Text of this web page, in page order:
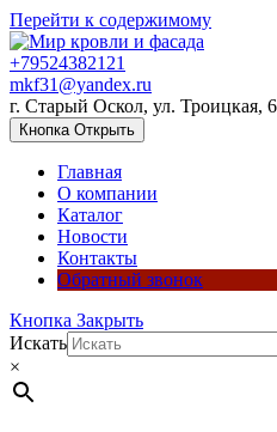
Перейти к содержимому
+79524382121
mkf31@yandex.ru
г. Старый Оскол, ул. Троицкая,
Кнопка Открыть
Главная
О компании
Каталог
Новости
Контакты
Обратный звонок
Кнопка Закрыть
Искать
×